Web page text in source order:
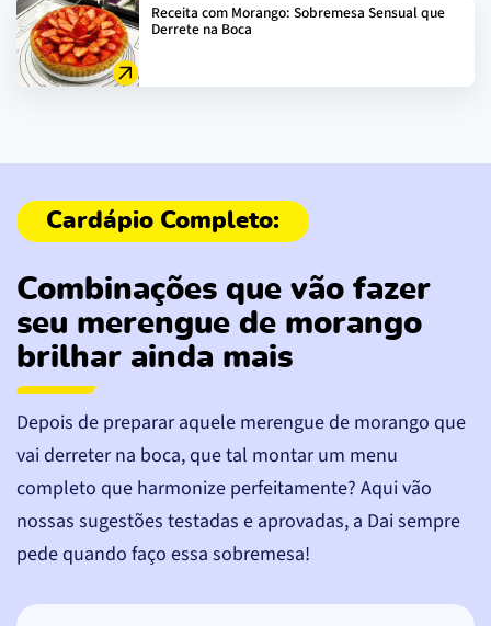
Receita com Morango: Sobremesa Sensual que
Derrete na Boca
Combinações que vão fazer
seu merengue de morango
brilhar ainda mais
Depois de preparar aquele merengue de morango que
vai derreter na boca, que tal montar um menu
completo que harmonize perfeitamente? Aqui vão
nossas sugestões testadas e aprovadas, a Dai sempre
pede quando faço essa sobremesa!